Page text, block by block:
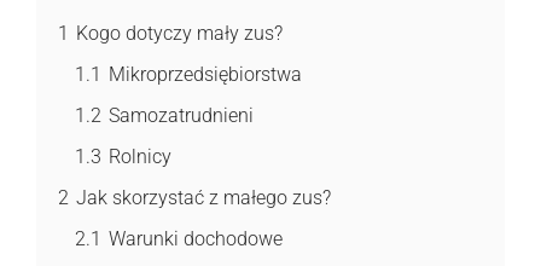
1 Kogo dotyczy mały zus?
1.1 Mikroprzedsiębiorstwa
1.2 Samozatrudnieni
1.3 Rolnicy
2 Jak skorzystać z małego zus?
2.1 Warunki dochodowe